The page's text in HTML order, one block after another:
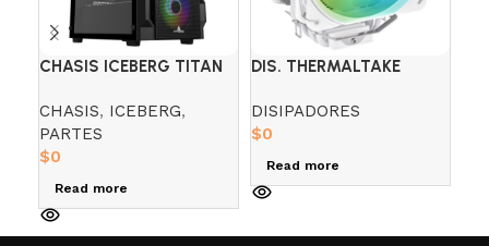
CHASIS ICEBERG TITAN
CHASIS, ICEBERG,
PARTES
$0
Read more
DIS. THERMALTAKE
DISIPADORES
$0
Read more